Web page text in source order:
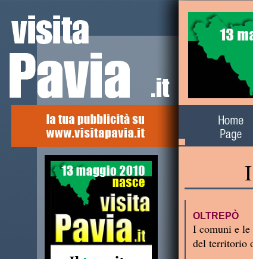
Alla scoperta del
territorio
OLTREPÒ
I comuni e le
del territorio